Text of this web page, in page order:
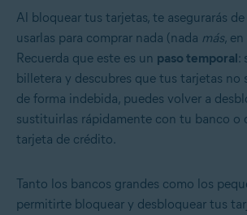
Al bloquear tus tarjetas, te asegurarás
usarlas para comprar nada (nada más,
Recuerda que este es un paso temporal:
billetera y descubres que tus tarjetas no
de forma indebida, puedes volver a
sustituirlas rápidamente con tu banco o
tarjeta de crédito.
Tanto los bancos grandes como los
permitirte bloquear y desbloquear tus